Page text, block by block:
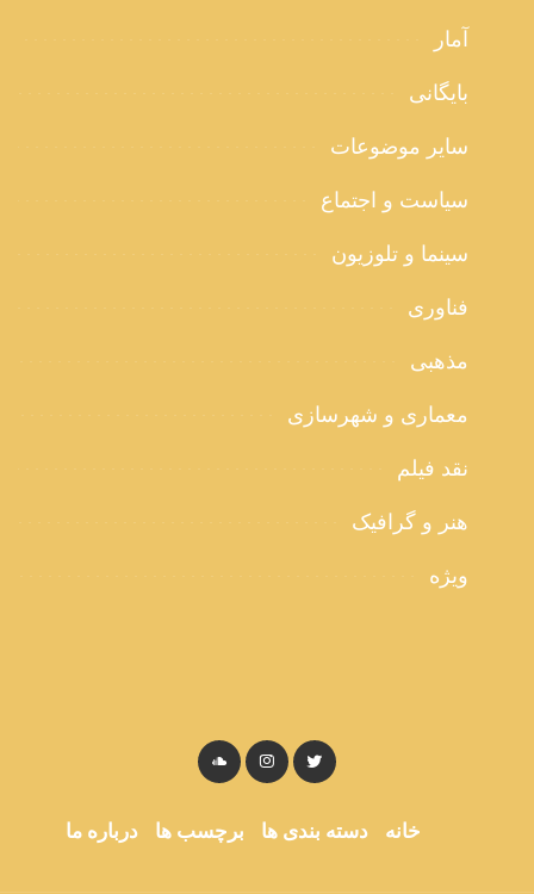
آمار
بایگانی
سایر موضوعات
سیاست و اجتماع
سینما و تلوزیون
فناوری
مذهبی
معماری و شهرسازی
نقد فیلم
هنر و گرافیک
ویژه
خانه دسته بندی ها برچسب ها درباره ما